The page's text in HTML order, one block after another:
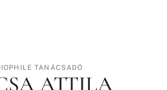
TANÁCSADÓ
ATTILA